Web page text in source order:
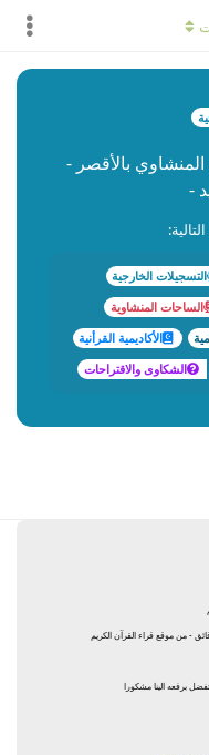
بالأقصر -
-
التسجيلات الخارجية
الساحات المنشاوية
الأكاديمية القرأنية
الشكاوى والاقتراحات
برفعه الينا مشكورا